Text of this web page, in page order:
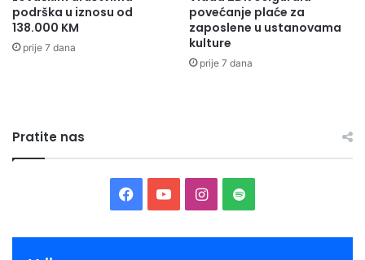
podrška u iznosu od
138.000 KM
prije 7 dana
povećanje plaće za
zaposlene u ustanovama
kulture
prije 7 dana
Pratite nas
Facebook
YouTubeInstagram
Spotify